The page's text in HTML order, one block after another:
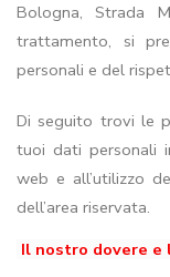
Bologna, Strada
trattamento, si
personali e del
Di seguito trovi le
tuoi dati personali
web e all’utilizzo
dell’area riservata.
Il nostro dovere e